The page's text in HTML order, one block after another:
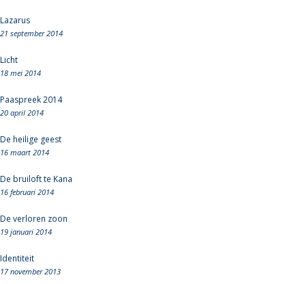
Lazarus
21 september 2014
Licht
18 mei 2014
Paaspreek 2014
20 april 2014
De heilige geest
16 maart 2014
De bruiloft te Kana
16 februari 2014
De verloren zoon
19 januari 2014
Identiteit
17 november 2013